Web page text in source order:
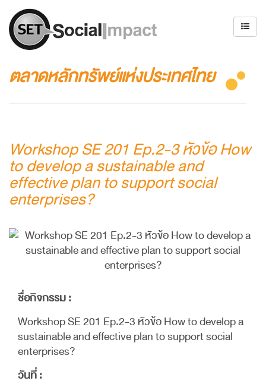
ตลาดหลักทรัพย์แห่งประเทศไทย
Workshop SE 201 Ep.2-3 หัวข้อ How
to develop a sustainable and
effective plan to support social
enterprises?
ชื่อกิจกรรม :
Workshop SE 201 Ep.2-3 หัวข้อ How to develop a
sustainable and effective plan to support social
enterprises?
วันที่ :